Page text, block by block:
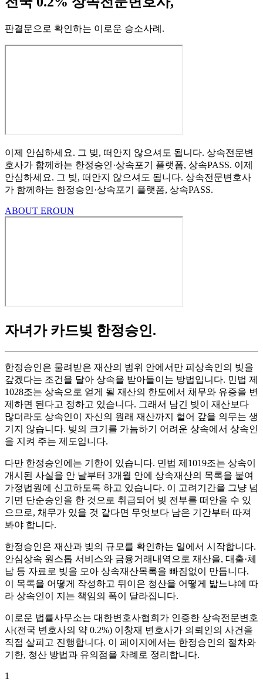
판결문으로 확인하는 이로운 승소사례 .
이제 안심하세요. 그 빚, 떠안지 않으셔도 됩니다. 상속전문변
호사가 함께하는 한정승인·상속포기 플랫폼, 상속PASS. 이제
안심하세요. 그 빚, 떠안지 않으셔도 됩니다. 상속전문변호사
가 함께하는 한정승인·상속포기 플랫폼, 상속PASS.
ABOUT EROUN
자녀가 카드빚 한정승인.
한정승인은 물려받은 재산의 범위 안에서만 피상속인의 빚을
갚겠다는 조건을 달아 상속을 받아들이는 방법입니다. 민법 제
1028조는 상속으로 얻게 될 재산의 한도에서 채무와 유증을 변
제하면 된다고 정하고 있습니다. 그래서 남긴 빚이 재산보다
많더라도 상속인이 자신의 원래 재산까지 헐어 갚을 의무는 생
기지 않습니다. 빚의 크기를 가늠하기 어려운 상속에서 상속인
을 지켜 주는 제도입니다.
다만 한정승인에는 기한이 있습니다. 민법 제1019조는 상속이
개시된 사실을 안 날부터 3개월 안에 상속재산의 목록을 붙여
가정법원에 신고하도록 하고 있습니다. 이 고려기간을 그냥 넘
기면 단순승인을 한 것으로 취급되어 빚 전부를 떠안을 수 있
으므로, 채무가 있을 것 같다면 무엇보다 남은 기간부터 따져
봐야 합니다.
한정승인은 재산과 빚의 규모를 확인하는 일에서 시작합니다.
안심상속 원스톱 서비스와 금융거래내역으로 재산을, 대출·체
납 등 자료로 빚을 모아 상속재산목록을 빠짐없이 만듭니다.
이 목록을 어떻게 작성하고 뒤이은 청산을 어떻게 밟느냐에 따
라 상속인이 지는 책임의 폭이 달라집니다.
이로운 법률사무소는 대한변호사협회가 인증한 상속전문변호
사(전국 변호사의 약 0.2%) 이창재 변호사가 의뢰인의 사건을
직접 살피고 진행합니다. 이 페이지에서는 한정승인의 절차와
기한, 청산 방법과 유의점을 차례로 정리합니다.
1